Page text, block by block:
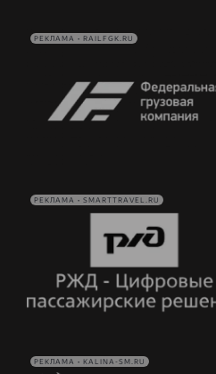
РЕКЛАМА • RAILFGK.RU
РЕКЛАМА • SMARTTRAVEL.RU
РЕКЛАМА • KALINA-SM.RU